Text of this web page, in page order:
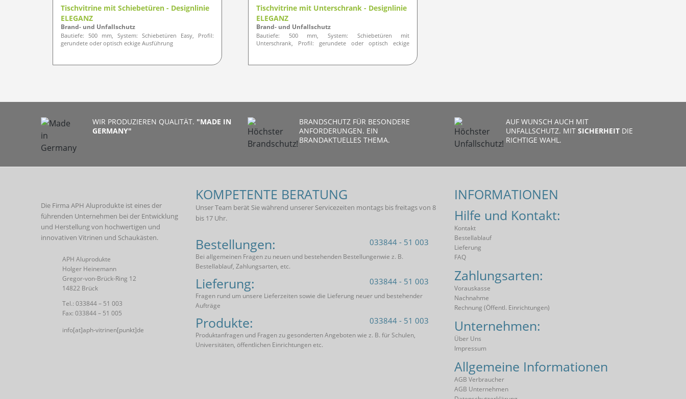
Tischvitrine mit Schiebetüren - Designlinie
ELEGANZ
Brand- und Unfallschutz
Bautiefe: 500 mm, System: Schiebetüren Easy, Profil:
gerundete oder optisch eckige Ausführung
Tischvitrine mit Unterschrank - Designlinie
ELEGANZ
Brand- und Unfallschutz
Bautiefe: 500 mm, System: Schiebetüren mit
Unterschrank, Profil: gerundete oder optisch eckige
WIR PRODUZIEREN QUALITÄT. "MADE IN
GERMANY"
BRANDSCHUTZ FÜR BESONDERE
ANFORDERUNGEN. EIN
BRANDAKTUELLES THEMA.
AUF WUNSCH AUCH MIT
UNFALLSCHUTZ. MIT SICHERHEITDIE
RICHTIGE WAHL.
Die Firma APH Aluprodukte ist eines der
führenden Unternehmen bei der Entwicklung
und Herstellung von hochwertigen und
innovativen Vitrinen und Schaukästen.
APH Aluprodukte
Holger Heinemann
Gregor-von-Brück-Ring 12
14822 Brück
Tel.: 033844 – 51 003
Fax: 033844 – 51 005
info[at]aph-vitrinen[punkt]de
KOMPETENTE BERATUNG
Unser Team berät Sie während unserer Servicezeiten montags bis freitags von 8
bis 17 Uhr.
Bestellungen: 033844 - 51 003
Bei allgemeinen Fragen zu neuen und bestehenden Bestellungenwie z. B.
Bestellablauf, Zahlungsarten, etc.
Lieferung: 033844 - 51 003
Fragen rund um unsere Lieferzeiten sowie die Lieferung neuer und bestehender
Aufträge
Produkte: 033844 - 51 003
Produktanfragen und Fragen zu gesonderten Angeboten wie z. B. für Schulen,
Universitäten, öffentlichen Einrichtungen etc.
INFORMATIONEN
Hilfe und Kontakt:
Kontakt
Bestellablauf
Lieferung
FAQ
Zahlungsarten:
Vorauskasse
Nachnahme
Rechnung (öffentl. Einrichtungen)
Unternehmen:
Über Uns
Impressum
Allgemeine Informationen
AGB Verbraucher
AGB Unternehmen